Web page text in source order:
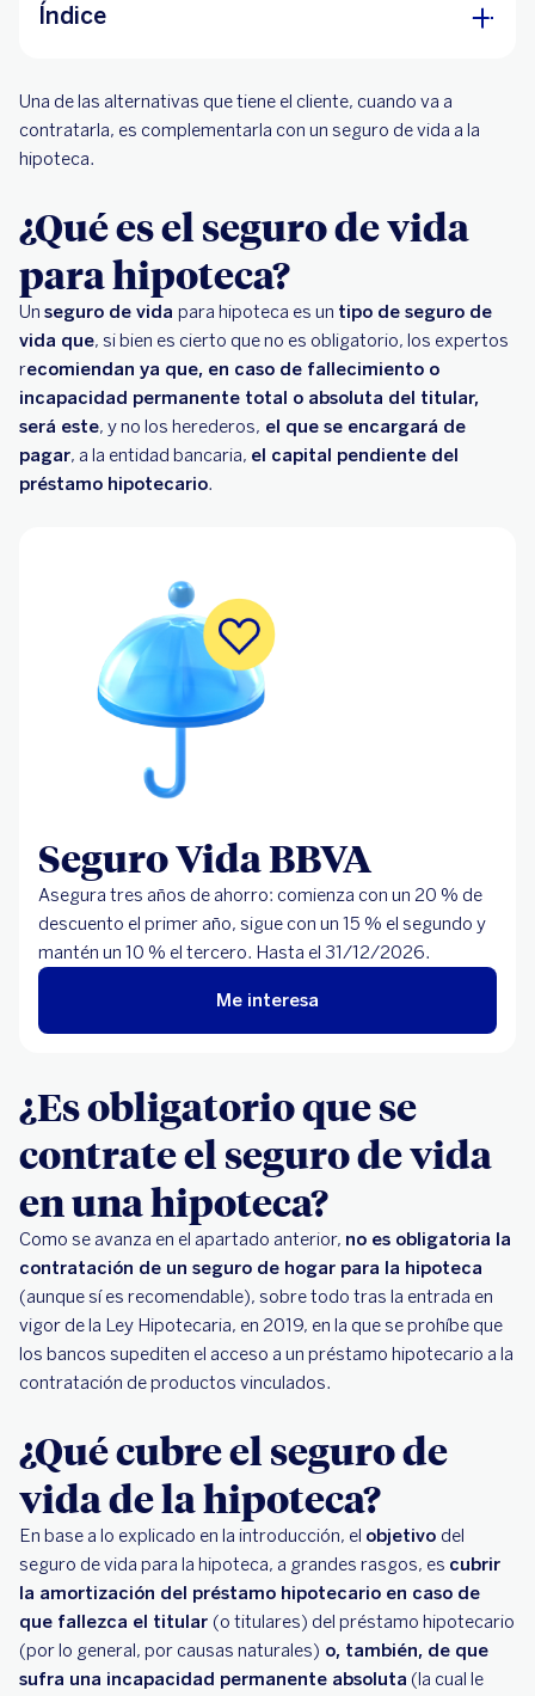
Índice
¿Es obligatorio que se contrate el seguro de
¿Qué tipos de seguros de vida para hipoteca se
pueden contratar?
¿Cuánto cuesta un seguro de vida para la
hipoteca?
¿Se puede dar de baja el seguro de vida de la
hipoteca?
¿Se puede desgravar el seguro de vida
Conoce el seguro de vida de BBVA
Una de las alternativas que tiene el cliente, cuando va a
contratarla, es complementarla con un seguro de vida a la
hipoteca.
¿Qué es el seguro de vida
para hipoteca?
Un seguro de vida para hipoteca es un tipo de seguro de
vida que, si bien es cierto que no es obligatorio, los expertos
recomiendan ya que, en caso de fallecimiento o
incapacidad permanente total o absoluta del titular,
será este, y no los herederos, el que se encargará de
pagar, a la entidad bancaria, el capital pendiente del
préstamo hipotecario.
Seguro Vida BBVA
Asegura tres años de ahorro: comienza con un 20 % de
descuento el primer año, sigue con un 15 % el segundo y
mantén un 10 % el tercero. Hasta el 31/12/2026.
Me interesa
¿Es obligatorio que se
contrate el seguro de vida
en una hipoteca?
Como se avanza en el apartado anterior, no es obligatoria la
contratación de un seguro de hogar para la hipoteca
(aunque sí es recomendable), sobre todo tras la entrada en
vigor de la Ley Hipotecaria, en 2019, en la que se prohíbe que
los bancos supediten el acceso a un préstamo hipotecario a la
contratación de productos vinculados.
¿Qué cubre el seguro de
vida de la hipoteca?
En base a lo explicado en la introducción, el objetivo del
seguro de vida para la hipoteca, a grandes rasgos, es cubrir
la amortización del préstamo hipotecario en caso de
que fallezca el titular (o titulares) del préstamo hipotecario
(por lo general, por causas naturales) o, también, de que
sufra una incapacidad permanente absoluta (la cual le